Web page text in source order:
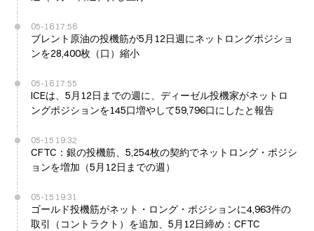
05-16 17:56
ブレント原油の投機筋が5月12日週にネットロングポジショ
ンを28,400枚（口）縮小
05-16 17:55
ICEは、5月12日までの週に、ディーゼル投機家がネットロ
ングポジションを145口増やして59,796口にしたと報告
05-15 19:32
CFTC：銀の投機筋、5,254枚の契約でネットロング・ポジシ
ョンを増加（5月12日までの週）
05-15 19:31
ゴールド投機筋がネット・ロング・ポジションに4,963件の
取引（コントラクト）を追加、5月12日締め：CFTC